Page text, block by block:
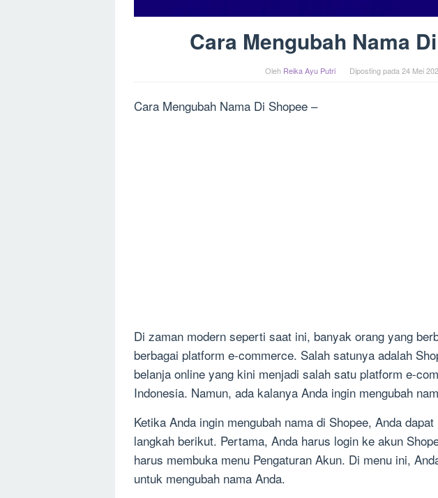
Cara Mengubah Nama
Oleh Reika Ayu Putri Diposting pada24 Mei
Cara Mengubah Nama Di Shopee –
Di zaman modern seperti saat ini, banyak orang yang
berbagai platform e-commerce. Salah satunya adalah
belanja online yang kini menjadi salah satu platform e-
Indonesia. Namun, ada kalanya Anda ingin mengubah
Ketika Anda ingin mengubah nama di Shopee, Anda
langkah berikut. Pertama, Anda harus login ke akun
harus membuka menu Pengaturan Akun. Di menu ini,
untuk mengubah nama Anda.